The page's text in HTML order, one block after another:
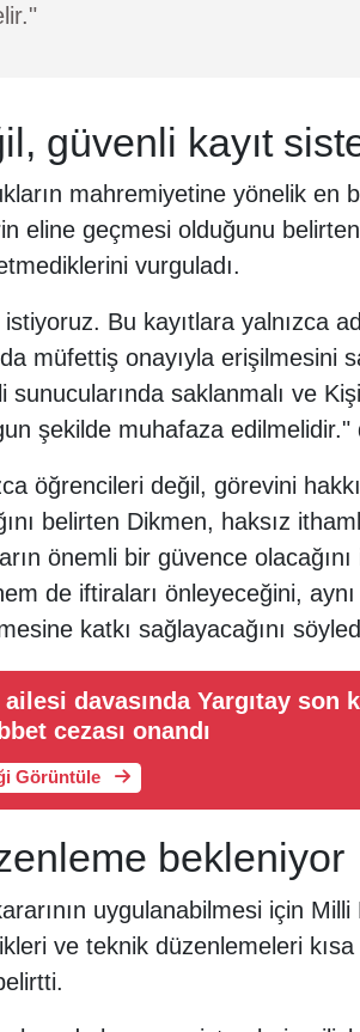
güvenli kayıt
mahremiyetine yönelik en
eline geçmesi olduğunu
vurguladı.
Bu kayıtlara yalnızca
müfettiş onayıyla erişilmesini
saklanmalı ve
şekilde muhafaza edilmelidir."
öğrencileri değil, görevini
belirten Dikmen, haksız
önemli bir güvence
de iftiraları önleyeceğini,
katkı sağlayacağını
davasında Yargıtay son
cezası onandı
Görüntüle
bekleniyor
uygulanabilmesi için Milli
ve teknik düzenlemeleri